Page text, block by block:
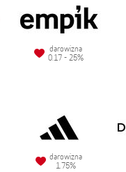
darowizna
0.17 - 25%
darowizna
1.75%